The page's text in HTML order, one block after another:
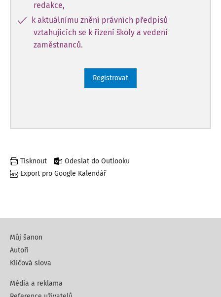
redakce,
k aktuálnímu znění právních předpisů
vztahujících se k řízení školy a vedení
zaměstnanců.
Registrovat
Tisknout
Odeslat do Outlooku
Export pro Google Kalendář
Můj šanon
Autoři
Klíčová slova
Média a reklama